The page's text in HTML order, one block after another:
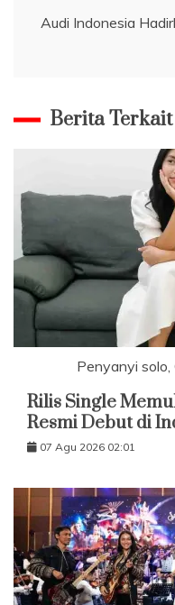
Audi Indonesia
Berita Terkait
Penyanyi
Rilis Single
Resmi Debut di
07 Agu 2026 02:01